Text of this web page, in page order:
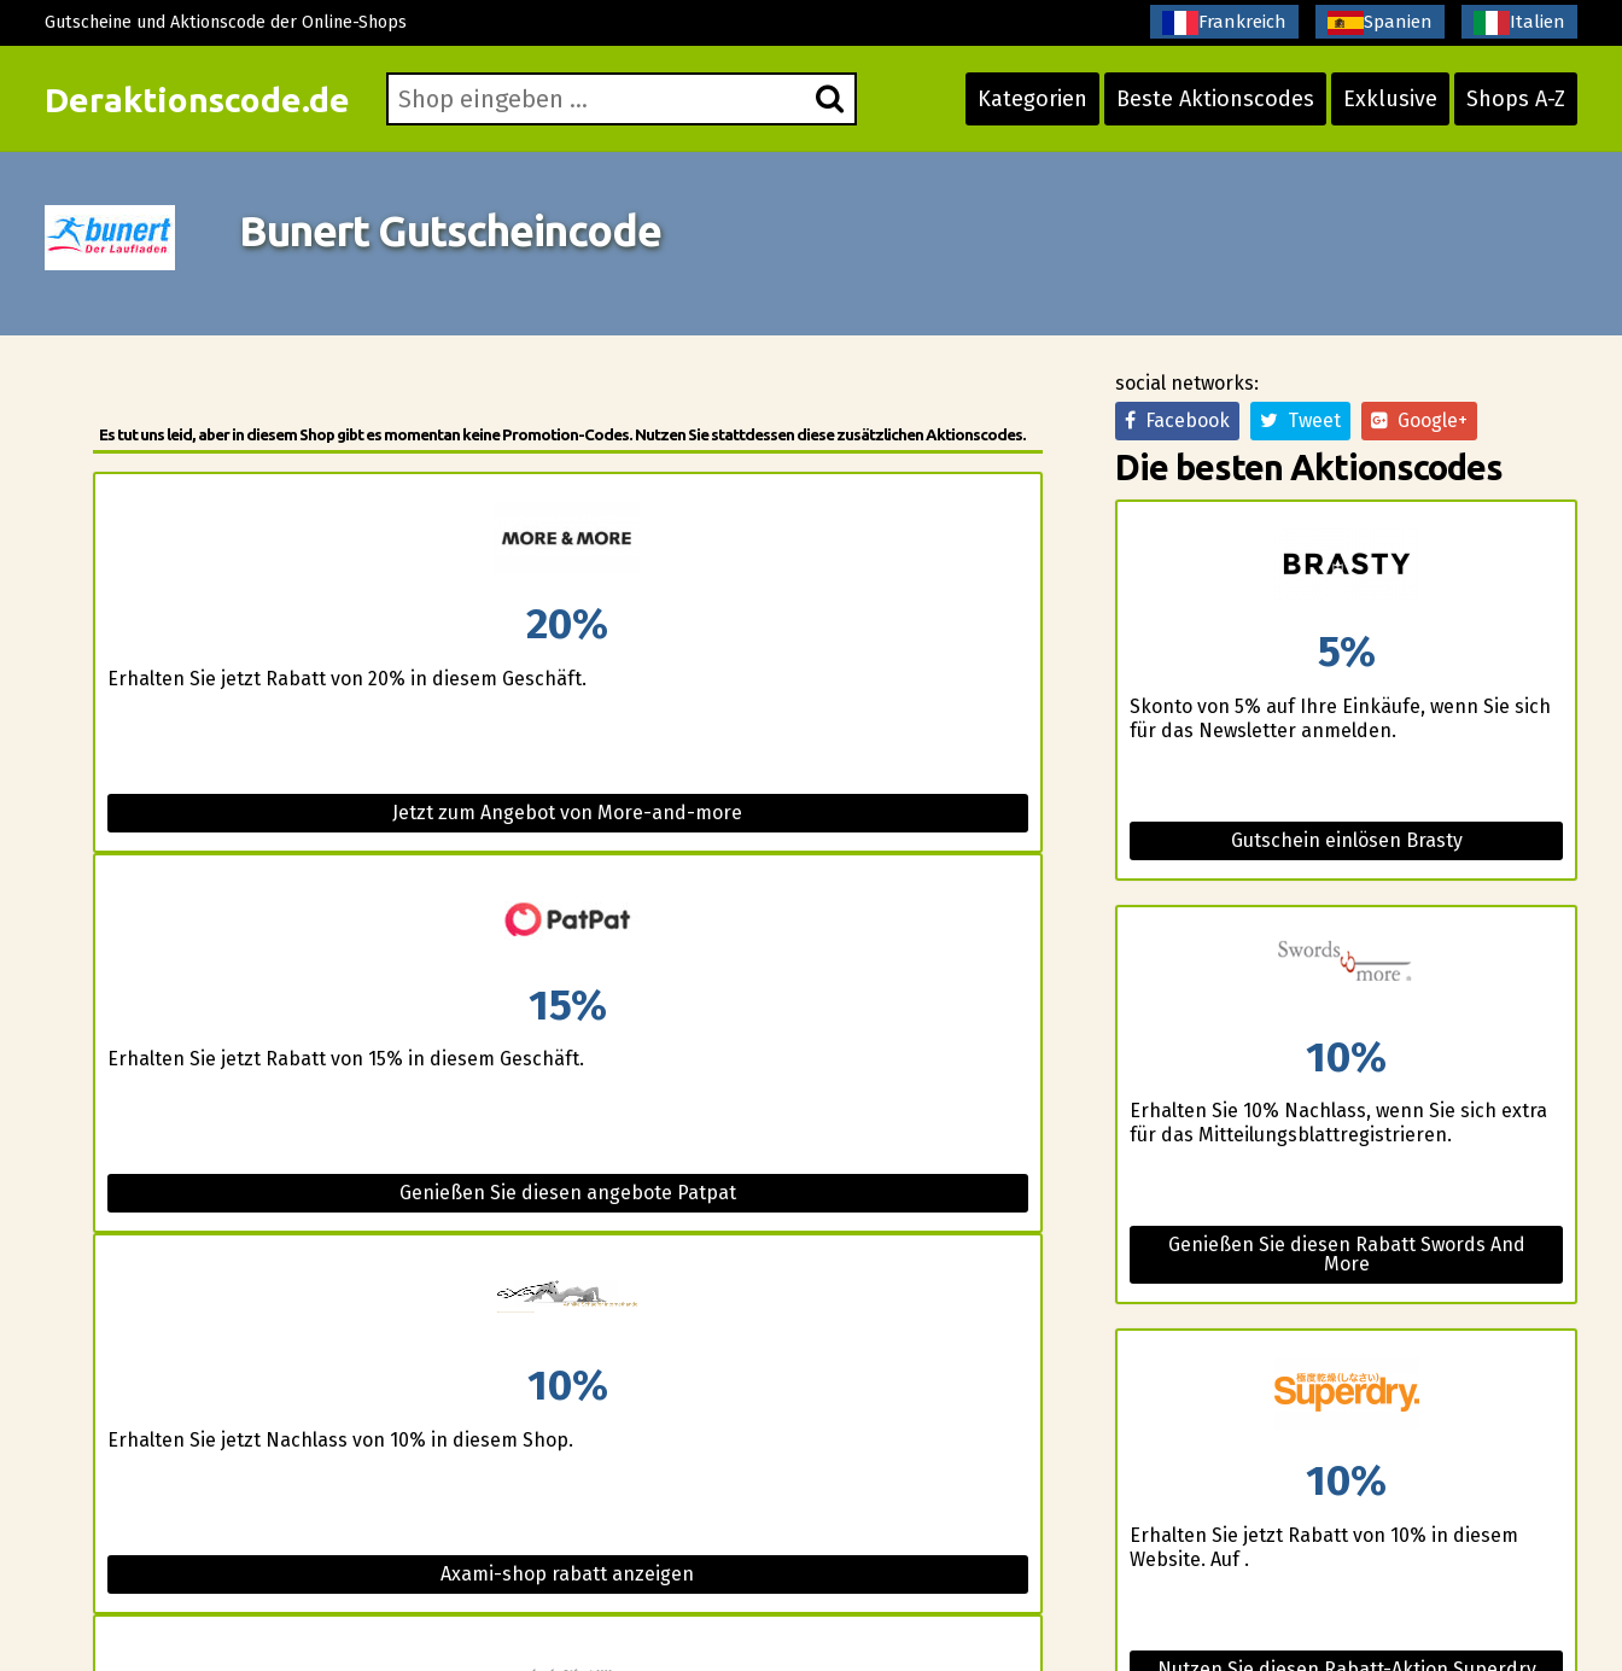
Deraktionscode.de Kategorien Beste Aktionscodes Exklusive Shops A-Z
Gutscheine und Aktionscode der Online-Shops Frankreich Spanien Italien
Bunert Gutscheincode
Es tut uns leid, aber in diesem Shop gibt es momentan keine Promotion-Codes. Nutzen Sie stattdessen diese zusätzlichen Aktionscodes.
20%
Erhalten Sie jetzt Rabatt von 20% in diesem Geschäft.
Jetzt zum Angebot von More-and-more
15%
Erhalten Sie jetzt Rabatt von 15% in diesem Geschäft.
Genießen Sie diesen angebote Patpat
10%
Erhalten Sie jetzt Nachlass von 10% in diesem Shop.
Axami-shop rabatt anzeigen
social networks:
Facebook
Tweet Google+
Die besten Aktionscodes
5%
Skonto von 5% auf Ihre Einkäufe, wenn Sie sich
für das Newsletter anmelden.
Gutschein einlösen Brasty
10%
Erhalten Sie 10% Nachlass, wenn Sie sich extra
für das Mitteilungsblattregistrieren.
Genießen Sie diesen Rabatt Swords And
More
10%
Erhalten Sie jetzt Rabatt von 10% in diesem
Website. Auf .